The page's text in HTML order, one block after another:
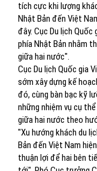
tích cực khi lượng
Nhật Bản đến Việt
đây. Cục Du lịch
phía Nhật Bản nhằm
giữa hai nước".
Cục Du lịch Quốc gia
sớm xây dựng kế
đó, cùng bàn bạc kỹ
những nhiệm vụ cụ
giữa hai nước theo
"Xu hướng khách du
Bản đến Việt Nam
thuận lợi để hai bên